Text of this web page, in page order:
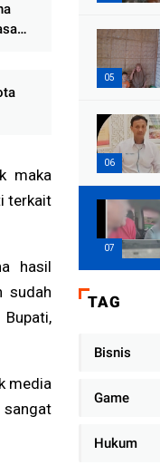
maka
terkait
hasil
sudah
media
sangat
TAG
Bisnis
Game
Hukum